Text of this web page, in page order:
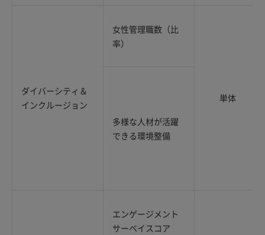
ダイバーシティ＆
インクルージョン
女性管理職数（比
率）
単体
多様な人材が活躍
できる環境整備
エンゲージメント
サーベイスコア